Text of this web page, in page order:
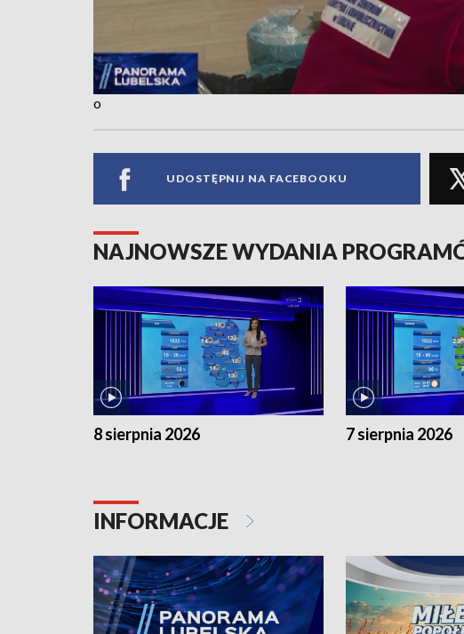
o
UDOSTĘPNIJ NA FACEBOOKU
NAJNOWSZE WYDANIA
8 sierpnia 2026 7 sierpnia 2026
INFORMACJE